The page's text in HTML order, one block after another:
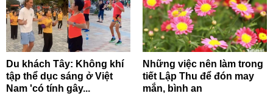
Du khách Tây: Không khí
tập thể dục sáng ở Việt
Nam 'có tính gây...
Những việc nên làm trong
tiết Lập Thu để đón may
mắn, bình an